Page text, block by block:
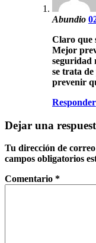
Abundio
Claro que
Mejor
seguridad
se trata
prevenir
Responder
Dejar una
Tu dirección de
campos obligatorios
Comentario *